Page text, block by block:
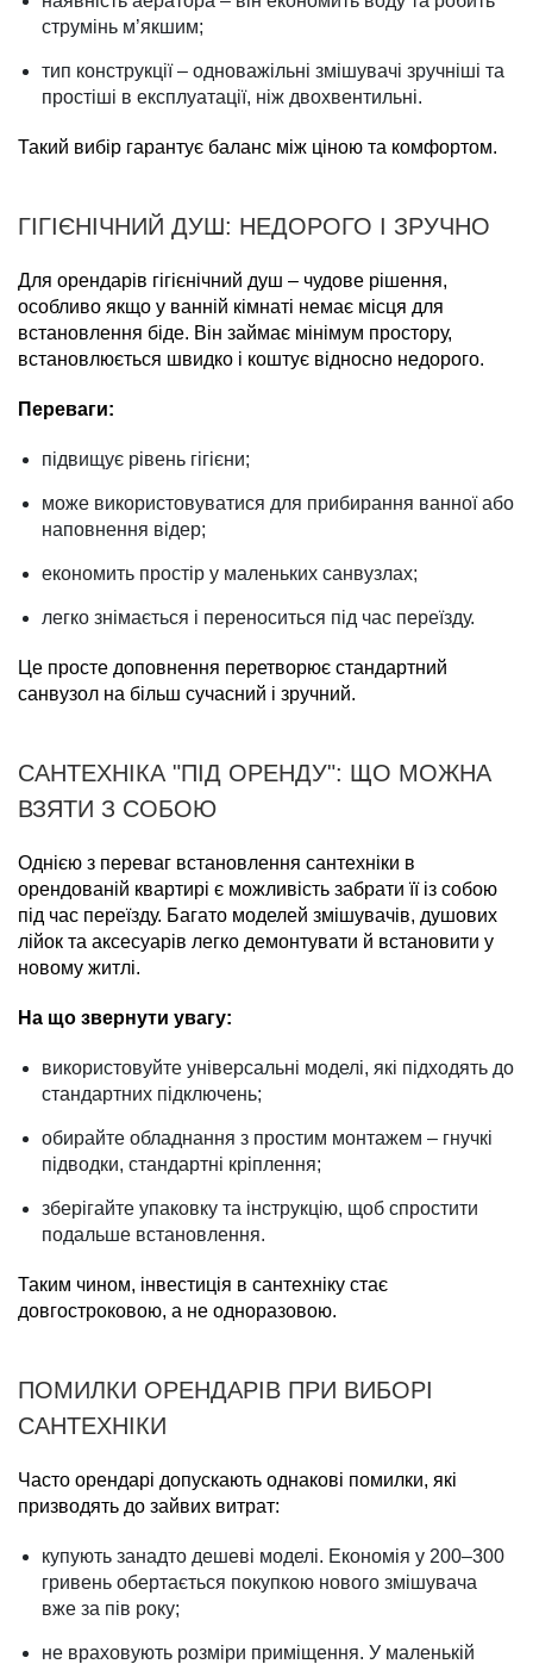
струмінь м’якшим;
тип конструкції – одноважільні змішувачі зручніші та
простіші в експлуатації, ніж двохвентильні.
Такий вибір гарантує баланс між ціною та комфортом.
ГІГІЄНІЧНИЙ ДУШ: НЕДОРОГО І ЗРУЧНО
Для орендарів гігієнічний душ – чудове рішення,
особливо якщо у ванній кімнаті немає місця для
встановлення біде. Він займає мінімум простору,
встановлюється швидко і коштує відносно недорого.
Переваги:
підвищує рівень гігієни;
може використовуватися для прибирання ванної або
наповнення відер;
економить простір у маленьких санвузлах;
легко знімається і переноситься під час переїзду.
Це просте доповнення перетворює стандартний
санвузол на більш сучасний і зручний.
САНТЕХНІКА "ПІД ОРЕНДУ": ЩО МОЖНА
ВЗЯТИ З СОБОЮ
Однією з переваг встановлення сантехніки в
орендованій квартирі є можливість забрати її із собою
під час переїзду. Багато моделей змішувачів, душових
лійок та аксесуарів легко демонтувати й встановити у
новому житлі.
На що звернути увагу:
використовуйте універсальні моделі, які підходять до
стандартних підключень;
обирайте обладнання з простим монтажем – гнучкі
підводки, стандартні кріплення;
зберігайте упаковку та інструкцію, щоб спростити
подальше встановлення.
Таким чином, інвестиція в сантехніку стає
довгостроковою, а не одноразовою.
ПОМИЛКИ ОРЕНДАРІВ ПРИ ВИБОРІ
САНТЕХНІКИ
Часто орендарі допускають однакові помилки, які
призводять до зайвих витрат:
купують занадто дешеві моделі. Економія у 200–300
гривень обертається покупкою нового змішувача
вже за пів року;
не враховують розміри приміщення. У маленькій